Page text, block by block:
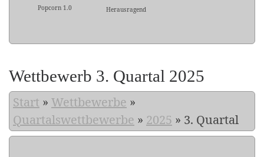
Popcorn 1.0 Herausragend
Wettbewerb 3. Quartal 2025
Start » Wettbewerbe »
Quartalswettbewerbe » 2025 » 3. Quartal